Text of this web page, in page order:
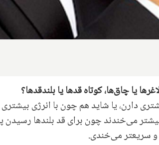
یا چاق‌ها، کوتاه‌ قدها یا بلندقدها؟
دارن، یا شاید هم چون با انرژی
می‌خندند چون برای قد بلندها
و سریعتر می‌خندی.